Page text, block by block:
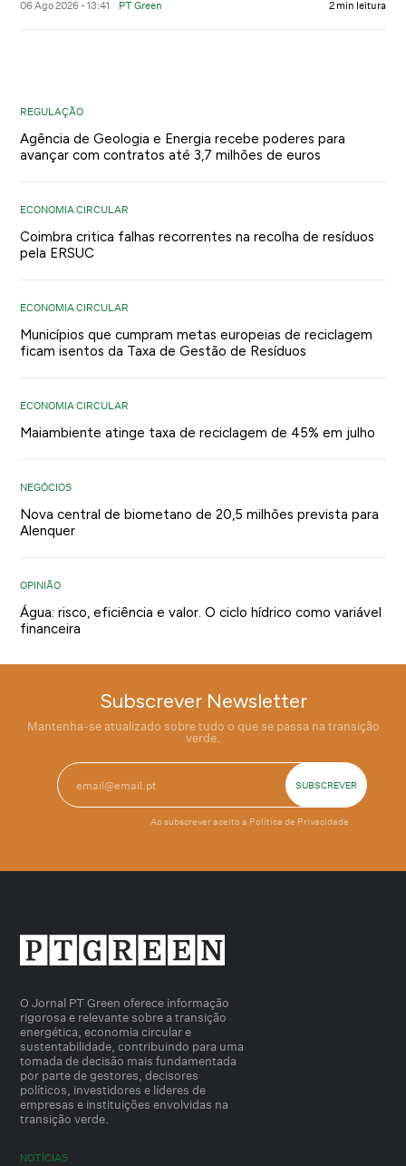
06 Ago 2026 - 13:41 PT Green 2 min leitura
REGULAÇÃO
Agência de Geologia e Energia recebe poderes para
avançar com contratos até 3,7 milhões de euros
ECONOMIA CIRCULAR
Coimbra critica falhas recorrentes na recolha de resíduos
pela ERSUC
ECONOMIA CIRCULAR
Municípios que cumpram metas europeias de reciclagem
ficam isentos da Taxa de Gestão de Resíduos
ECONOMIA CIRCULAR
Maiambiente atinge taxa de reciclagem de 45% em julho
NEGÓCIOS
Nova central de biometano de 20,5 milhões prevista para
Alenquer
OPINIÃO
Água: risco, eficiência e valor. O ciclo hídrico como variável
financeira
Subscrever Newsletter
Mantenha-se atualizado sobre tudo o que se passa na transição
verde.
Ao subscrever aceito a Política de Privacidade
O Jornal PT Green oferece informação
rigorosa e relevante sobre a transição
energética, economia circular e
sustentabilidade, contribuindo para uma
tomada de decisão mais fundamentada
por parte de gestores, decisores
políticos, investidores e líderes de
empresas e instituições envolvidas na
transição verde.
NOTÍCIAS